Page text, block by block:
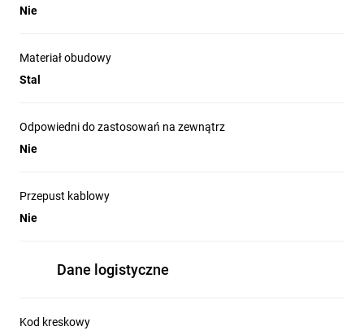
wygląd.
Nie
Materiał obudowy
Stal
Odpowiedni do zastosowań na zewnątrz
Nie
Przepust kablowy
Nie
Dane logistyczne
Kod kreskowy